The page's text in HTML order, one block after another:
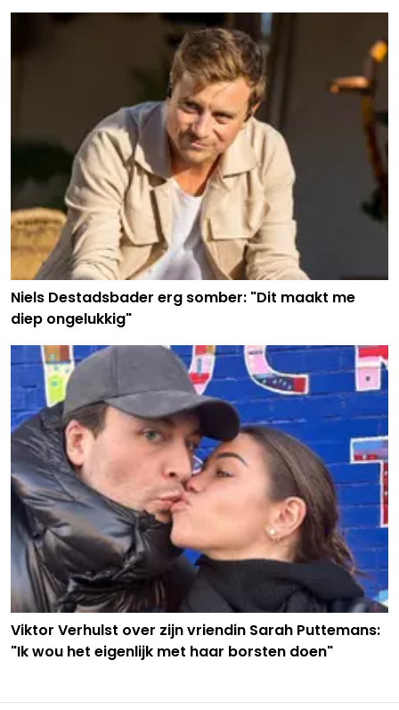
Niels Destadsbader erg somber: "Dit maakt me
diep ongelukkig"
Viktor Verhulst over zijn vriendin Sarah Puttemans:
"Ik wou het eigenlijk met haar borsten doen"